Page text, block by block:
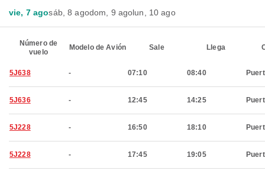
vie, 7 agosáb, 8 agodom, 9 agolun, 10 ago
Número de
vuelo
Modelo de Avión Sale Llega
5J638 - 07:10 08:40
5J636 - 12:45 14:25
5J228 - 16:50 18:10
5J228 - 17:45 19:05